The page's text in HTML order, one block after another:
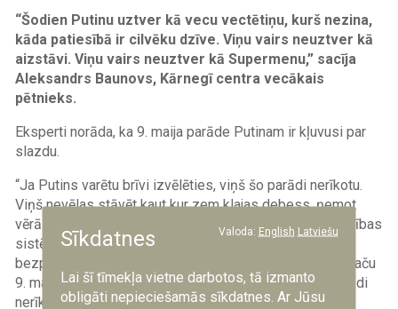
“Šodien Putinu uztver kā vecu vectētiņu, kurš nezina,
kāda patiesībā ir cilvēku dzīve. Viņu vairs neuztver kā
aizstāvi. Viņu vairs neuztver kā Supermenu,” sacīja
Aleksandrs Baunovs, Kārnegī centra vecākais
pētnieks.
Eksperti norāda, ka 9. maija parāde Putinam ir kļuvusi par
slazdu.
“Ja Putins varētu brīvi izvēlēties, viņš šo parādi nerīkotu.
Viņš nevēlas stāvēt kaut kur zem klajas debess, ņemot
vērā Krievijas gaisa novērošanas un pretgaisa aizsardzības
sistēmai nodarītos zaudējumus, kā arī to, kā Ukrainas
bezpilota lidaparāti un raķetes izvēlas savus mērķus. Taču
9. maija kvazireliģiskās nozīmes dēļ viņš arī nevar parādi
nerīkot,” saka militārais eksperts Niko Lange.
Sīkdatnes Valoda: English Latviešu
Lai šī tīmekļa vietne darbotos, tā izmanto
obligāti nepieciešamās sīkdatnes. Ar Jūsu